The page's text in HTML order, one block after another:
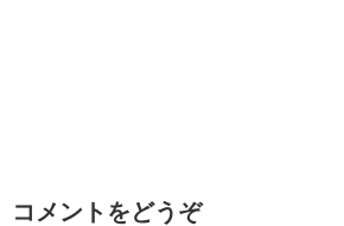
コメントをどうぞ